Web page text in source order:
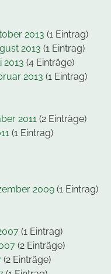
2013 (1 Eintrag)
2013 (1 Eintrag)
2013 (4 Einträge)
2013 (1 Eintrag)
2011 (2 Einträge)
(1 Eintrag)
2009 (1 Eintrag)
(1 Eintrag)
(2 Einträge)
(2 Einträge)